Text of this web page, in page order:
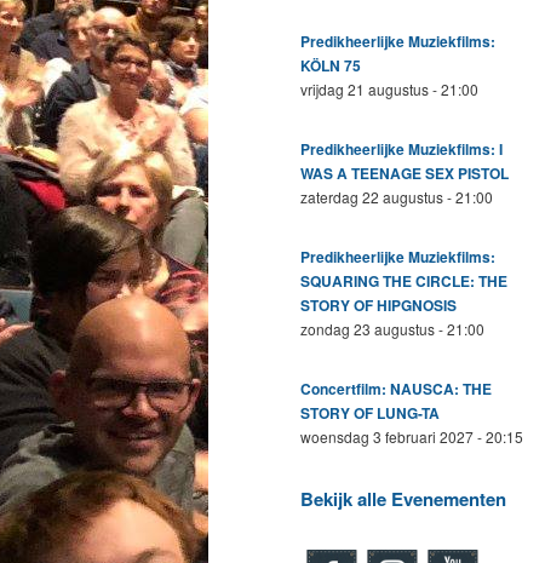
Predikheerlijke Muziekfilms:
KÖLN 75
vrijdag 21 augustus - 21:00
Predikheerlijke Muziekfilms: I
WAS A TEENAGE SEX PISTOL
zaterdag 22 augustus - 21:00
Predikheerlijke Muziekfilms:
SQUARING THE CIRCLE: THE
STORY OF HIPGNOSIS
zondag 23 augustus - 21:00
Concertfilm: NAUSCA: THE
STORY OF LUNG-TA
woensdag 3 februari 2027 - 20:15
Bekijk alle Evenementen